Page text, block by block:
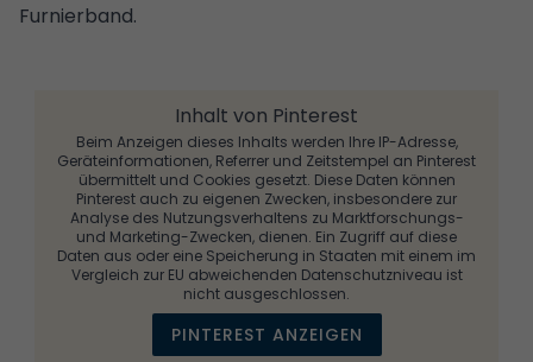
Furnierband.
Inhalt von Pinterest
Beim Anzeigen dieses Inhalts werden Ihre IP-Adresse,
Geräteinformationen, Referrer und Zeitstempel an Pinterest
übermittelt und Cookies gesetzt. Diese Daten können
Pinterest auch zu eigenen Zwecken, insbesondere zur
Analyse des Nutzungsverhaltens zu Marktforschungs-
und Marketing-Zwecken, dienen. Ein Zugriff auf diese
Daten aus oder eine Speicherung in Staaten mit einem im
Vergleich zur EU abweichenden Datenschutzniveau ist
nicht ausgeschlossen.
PINTEREST ANZEIGEN